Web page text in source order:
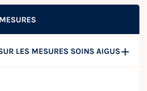
LES MESURES SOINS AIGUS